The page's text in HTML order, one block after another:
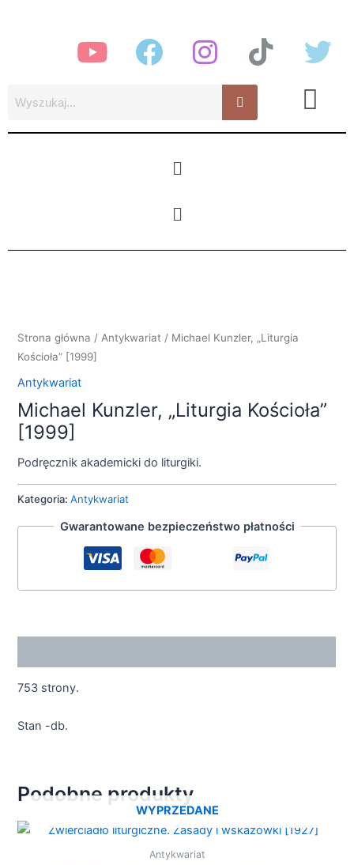
Menu
Menu
Strona główna / Antykwariat / Michael Kunzler, „Liturgia
Kościoła” [1999]
Antykwariat
Michael Kunzler, „Liturgia Kościoła”
[1999]
Podręcznik akademicki do liturgiki.
Kategoria:Antykwariat
Gwarantowane bezpieczeństwo płatności
753 strony.
Stan -db.
Podobne produkty
WYPRZEDANE
Antykwariat